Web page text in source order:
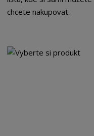
chcete nakupovat.